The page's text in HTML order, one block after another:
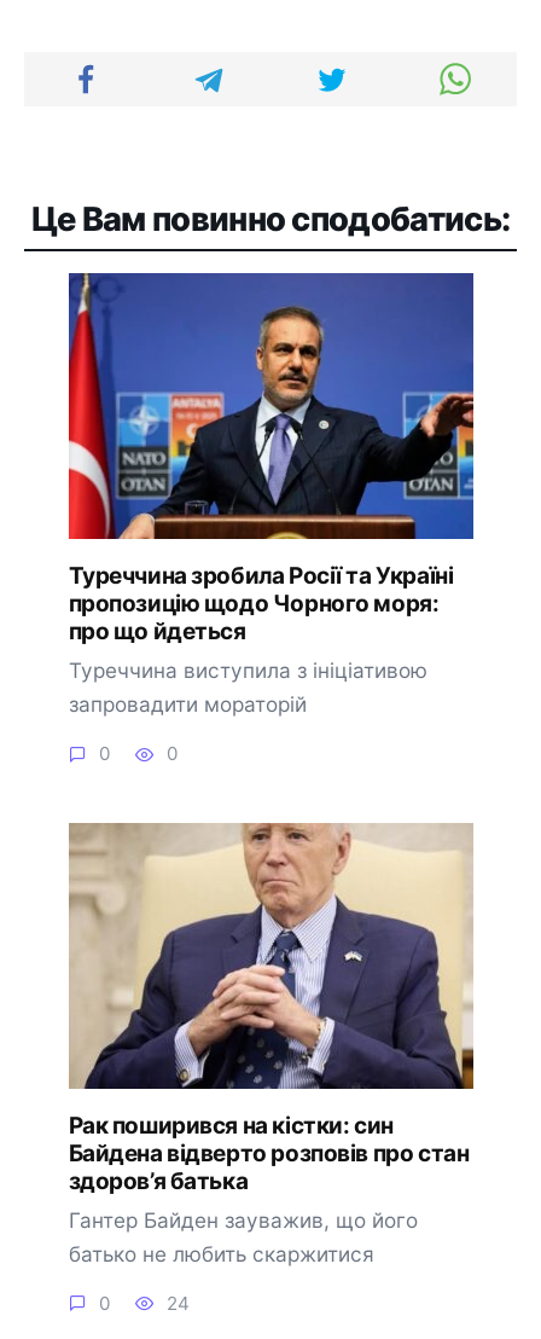
Це Вам повинно сподобатись:
Туреччина зробила Росії та Україні
пропозицію щодо Чорного моря:
про що йдеться
Туреччина виступила з ініціативою
запровадити мораторій
0 0
Рак поширився на кістки: син
Байдена відверто розповів про стан
здоров’я батька
Гантер Байден зауважив, що його
батько не любить скаржитися
0 24